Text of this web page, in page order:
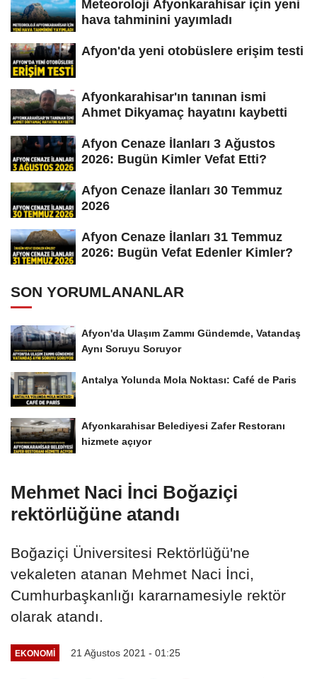
Meteoroloji Afyonkarahisar için yeni
hava tahminini yayımladı
Afyon'da yeni otobüslere erişim testi
Afyonkarahisar'ın tanınan ismi
Ahmet Dikyamaç hayatını kaybetti
Afyon Cenaze İlanları 3 Ağustos
2026: Bugün Kimler Vefat Etti?
Afyon Cenaze İlanları 30 Temmuz
2026
Afyon Cenaze İlanları 31 Temmuz
2026: Bugün Vefat Edenler Kimler?
SON YORUMLANANLAR
Afyon'da Ulaşım Zammı Gündemde, Vatandaş
Aynı Soruyu Soruyor
Antalya Yolunda Mola Noktası: Café de Paris
Afyonkarahisar Belediyesi Zafer Restoranı
hizmete açıyor
Mehmet Naci İnci Boğaziçi
rektörlüğüne atandı
Boğaziçi Üniversitesi Rektörlüğü'ne
vekaleten atanan Mehmet Naci İnci,
Cumhurbaşkanlığı kararnamesiyle rektör
olarak atandı.
EKONOMI 21 Ağustos 2021 - 01:25